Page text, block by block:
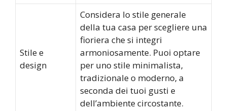
Stile e
design
Considera lo stile generale
della tua casa per scegliere una
fioriera che si integri
armoniosamente. Puoi optare
per uno stile minimalista,
tradizionale o moderno, a
seconda dei tuoi gusti e
dell’ambiente circostante.